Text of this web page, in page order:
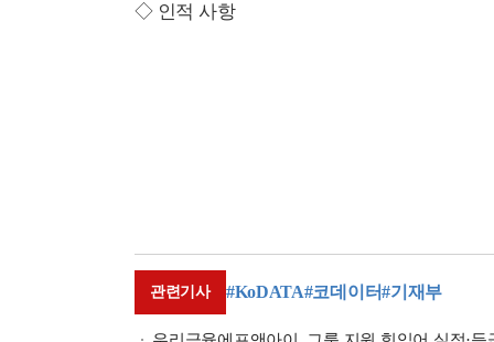
◇ 인적 사항
관련기사 #KoDATA#코데이터#기재부